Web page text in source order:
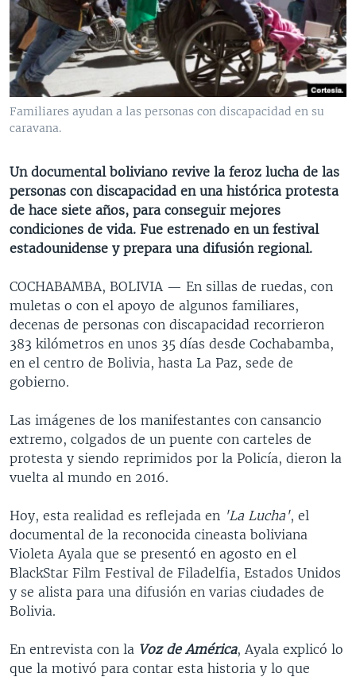
VENEZUELA
BRASIL
NICARAGUA
ECONOMÍA
ENTRETENIMIENTO Y CULTURA
TECNOLOGÍA
DEPORTES
CIENCIA Y SALUD
MULTIMEDIA
VIDEOS
FOTOGRAFÍA
AUDIOS
PROGRAMAS TV
EL MUNDO AL DÍA
FORO INTERAMERICANO
VISIÓN 360
PANORAMA
RADIO
AVANCE INFORMATIVO
AUDIONOTICIAS
ESTADOS UNIDOS AL DÍA
EL MUNDO AL DÍA [RADIO]
FORO [RADIO]
NOTA ECONÓMICA
ENTRETENIMIENTO
DIRECT
DOCUMENTALES DE LA VOA
Learning English
SÍGANOS
Idiomas
Familiares ayudan a las personas con discapacidad en su
caravana.
Un documental boliviano revive la feroz lucha de las
personas con discapacidad en una histórica protesta
de hace siete años, para conseguir mejores
condiciones de vida. Fue estrenado en un festival
estadounidense y prepara una difusión regional.
COCHABAMBA, BOLIVIA — En sillas de ruedas, con
muletas o con el apoyo de algunos familiares,
decenas de personas con discapacidad recorrieron
383 kilómetros en unos 35 días desde Cochabamba,
en el centro de Bolivia, hasta La Paz, sede de
gobierno.
Las imágenes de los manifestantes con cansancio
extremo, colgados de un puente con carteles de
protesta y siendo reprimidos por la Policía, dieron la
vuelta al mundo en 2016.
Hoy, esta realidad es reflejada en 'La Lucha', el
documental de la reconocida cineasta boliviana
Violeta Ayala que se presentó en agosto en el
BlackStar Film Festival de Filadelfia, Estados Unidos
y se alista para una difusión en varias ciudades de
Bolivia.
En entrevista con la Voz de América, Ayala explicó lo
que la motivó para contar esta historia y lo que